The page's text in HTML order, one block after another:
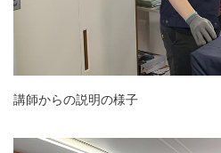
講師からの説明の様子